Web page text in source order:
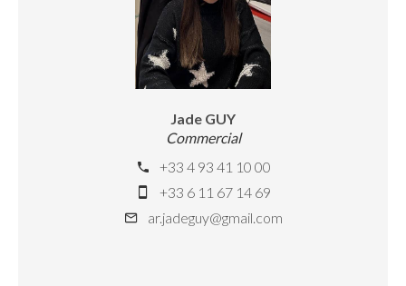
Jade GUY
Commercial
+33 4 93 41 10 00
+33 6 11 67 14 69
ar.jadeguy@gmail.com